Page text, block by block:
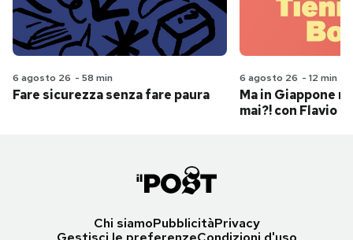
6 agosto 26 - 58 min
Fare sicurezza senza fare paura
6 agosto 26 - 12 min
Ma in Giappone
mai?! con Flavio
Chi siamoPubblicitàPrivacy